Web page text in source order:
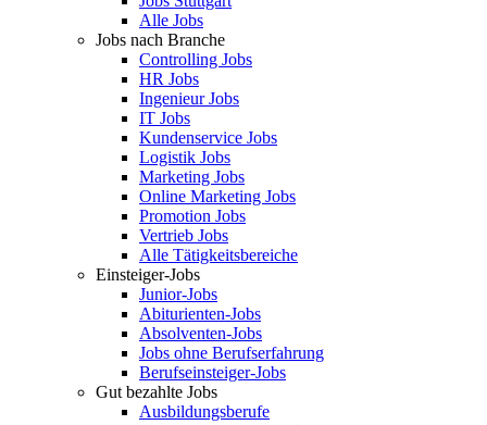
Alle Jobs
Jobs nach Branche
Controlling Jobs
HR Jobs
Ingenieur Jobs
IT Jobs
Kundenservice Jobs
Logistik Jobs
Marketing Jobs
Online Marketing Jobs
Promotion Jobs
Vertrieb Jobs
Alle Tätigkeitsbereiche
Einsteiger-Jobs
Junior-Jobs
Abiturienten-Jobs
Absolventen-Jobs
Jobs ohne Berufserfahrung
Berufseinsteiger-Jobs
Gut bezahlte Jobs
Ausbildungsberufe